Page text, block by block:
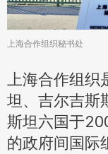
上海合作组织秘书处
上海合作组
坦、吉尔吉斯
斯坦六国于
的政府间国际